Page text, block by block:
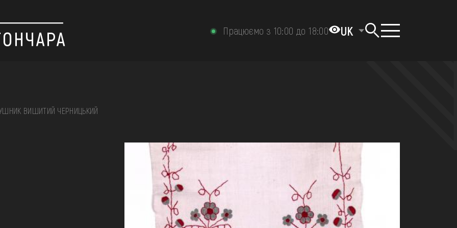
Працюємо з 10:00 до 18:00 UK
ВИШИТИЙ ЧЕРНИЦЬКИЙ